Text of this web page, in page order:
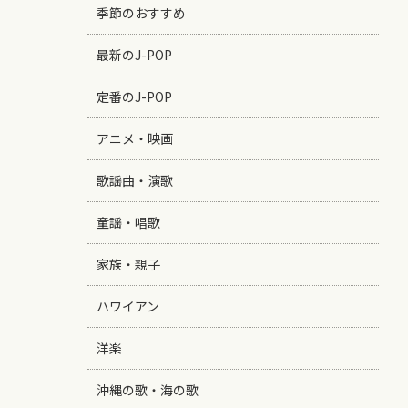
季節のおすすめ
最新のJ-POP
定番のJ-POP
アニメ・映画
歌謡曲・演歌
童謡・唱歌
家族・親子
ハワイアン
洋楽
沖縄の歌・海の歌